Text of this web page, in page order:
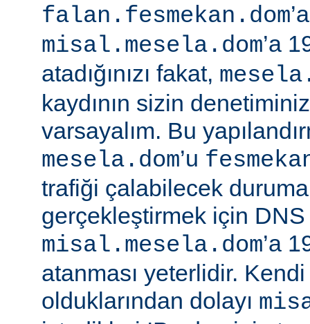
falan.fesmekan.dom
misal.mesela.dom’a
atadığınızı fakat,
kaydının sizin
varsayalım. Bu
mesela.dom’u
trafiği çalabilecek
gerçekleştirmek için DNS
misal.mesela.dom’a
atanması yeterlidir.
olduklarından dolayı